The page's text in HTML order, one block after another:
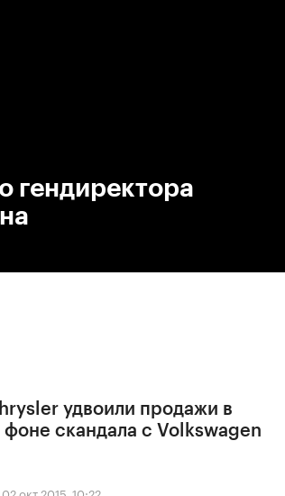
гендиректора
удвоили продажи в
скандала с Volkswagen